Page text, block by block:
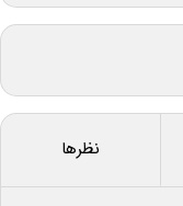
نظرها